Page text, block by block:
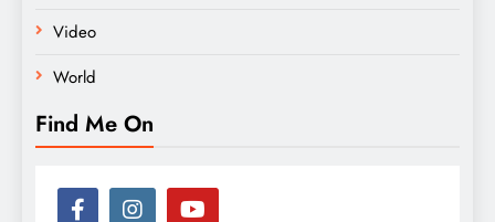
Video
World
Find Me On